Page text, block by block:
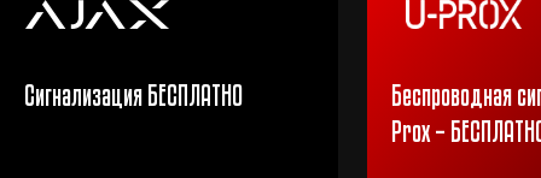
Сигнализация БЕСПЛАТНО
Беспроводная
Prox –